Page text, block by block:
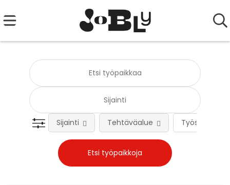
Työsuhteen
Sijainti Tehtäväalue